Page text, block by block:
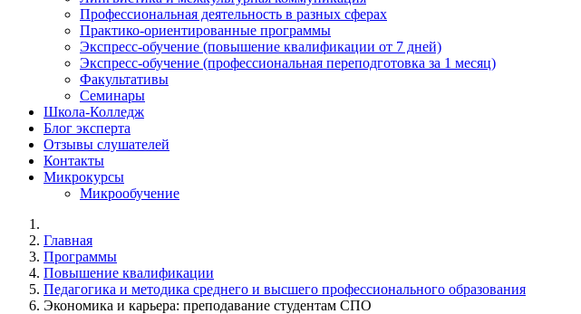
Профессиональная деятельность в разных сферах
Практико-ориентированные программы
Экспресс-обучение (повышение квалификации от 7 дней)
Экспресс-обучение (профессиональная переподготовка за 1 месяц)
Факультативы
Семинары
Школа-Колледж
Блог эксперта
Отзывы слушателей
Контакты
Микрокурсы
Микрообучение
Главная
Программы
Повышение квалификации
Педагогика и методика среднего и высшего профессионального образования
Экономика и карьера: преподавание студентам СПО